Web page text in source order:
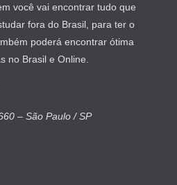
você vai encontrar tudo que
fora do Brasil, para ter o
poderá encontrar ótima
no Brasil e Online.
– São Paulo / SP